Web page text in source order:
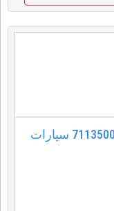
تاهو شيفروليه 2015 عجمان ذهبي 7113500 سيارات